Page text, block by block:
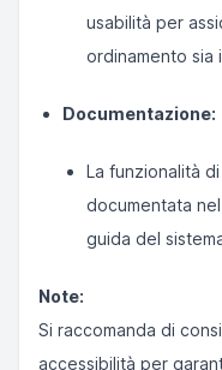
usabilità per
ordinamento sia
Documentazione:
La funzionalità
documentata
guida del
Note:
Si raccomanda di
accessibilità per